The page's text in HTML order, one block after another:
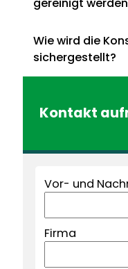
Wie wird die
sichergestellt?
Kontakt
Vor- und
Firma